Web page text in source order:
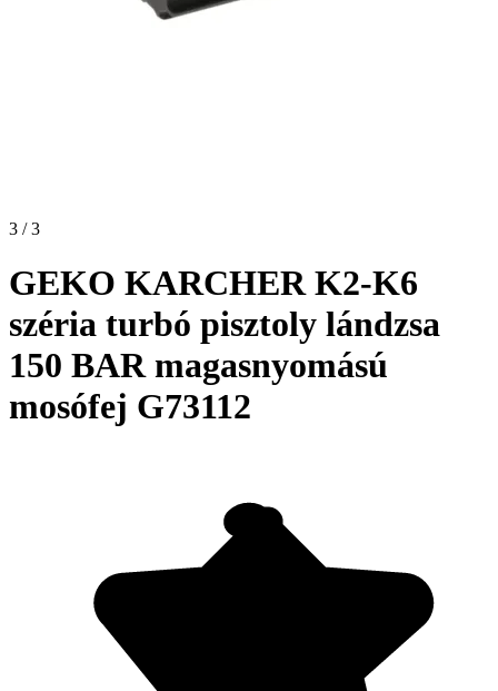
3 / 3
GEKO KARCHER K2-K6
széria turbó pisztoly lándzsa
150 BAR magasnyomású
mosófej G73112